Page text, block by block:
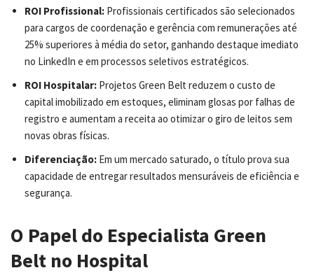
ROI Profissional: Profissionais certificados são selecionados
para cargos de coordenação e gerência com remunerações até
25% superiores à média do setor, ganhando destaque imediato
no LinkedIn e em processos seletivos estratégicos.
ROI Hospitalar: Projetos Green Belt reduzem o custo de
capital imobilizado em estoques, eliminam glosas por falhas de
registro e aumentam a receita ao otimizar o giro de leitos sem
novas obras físicas.
Diferenciação: Em um mercado saturado, o título prova sua
capacidade de entregar resultados mensuráveis de eficiência e
segurança.
O Papel do Especialista Green
Belt no Hospital